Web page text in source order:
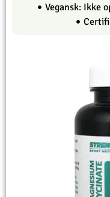
Vegansk: Ikke